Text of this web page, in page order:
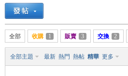
»
全部 收購 1 販賣 3 交換 2
全部主題 最新 熱門 熱帖 精華 更多